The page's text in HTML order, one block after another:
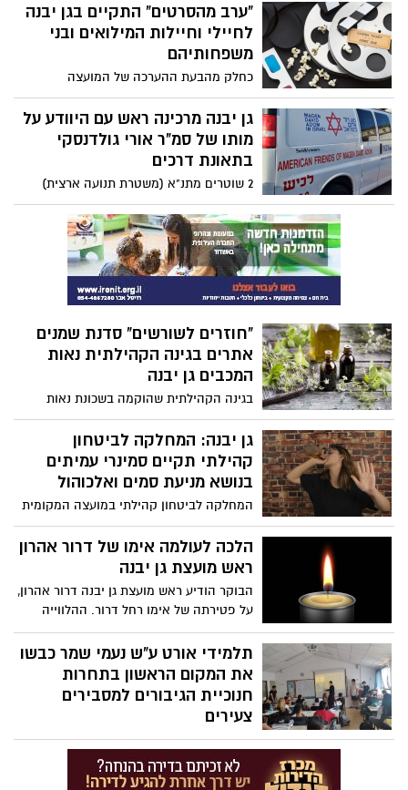
אסטרטגיה. נבחרת הרובוטיקה של תיכון אורט
רבין מגן יבנה החלה את עונת התחרות
בסערה
"ערב מהסרטים" התקיים בגן יבנה
לחיילי וחיילות המילואים ובני
משפחותיהם
כחלק מהבעת ההערכה של המועצה
המקומית גן יבנה לחיילי וחיילות המילואים
ובני משפחותיהם, התקיימה, ביום חמישי
ב'סינמכאן' במתנ"ס גן יבנה לילדי וילדות
וכיתת הכוננות במלחמת 'חרבות ברזל'
גן יבנה מרכינה ראש עם היוודע על
מותו של סמ"ר אורי גולדנסקי
בתאונת דרכים
2 שוטרים מתנ"א (משטרת תנועה ארצית)
ובחורה נוספת נהרגו השבת בצהריים בתאונה
קשה של 2 אופנועים ורכב באיזור בית שמש,
אחד מהשוטרים, סמ"ר אורי גולדנסקי, תושב
גן יבנה. הוא יועלה לדרגת רס"ל במעמד
קבורתו, פרטים על מועד הלוויה יימסרו
בהמשך
"חוזרים לשורשים" סדנת שמנים
אתרים בגינה הקהילתית נאות
המכבים גן יבנה
בגינה הקהילתית שהוקמה בשכונת נאות
המכבים גן יבנה, ממשיכים בעשייה הקהילתית
ופותחים פעילות נוספת לציבור הרחב. בקרוב,
סדנת ארומתרפיה ורוקחות טבעית "ואתה קח
לך בשמים" על סגולות השמנים האתריים
החיסונית עפ"י רפואת הרמב"ם
גן יבנה: המחלקה לביטחון
קהילתי תקיים סמינרי עמיתים
בנושא מניעת סמים ואלכוהול
המחלקה לביטחון קהילתי במועצה המקומית
גן יבנה, בהובלתם של ציפי שילוח ובצלאל
בסל, תקיים בשיתוף פעולה עם כנרת טויטו
מדריכת שפ"י מניעת שימוש בסמים, אלכוהול
בנושא סמים ואלכוהול במתנ"ס גן יבנה
הלכה לעולמה אימו של דרור אהרון
ראש מועצת גן יבנה
הבוקר הודיע ראש מועצת גן יבנה דרור אהרון,
על פטירתה של אימו רחל דרור. ההלווייה
תתקיים היום (חמישי) בשעה 14:00 בבית
העלמין נווה הדר הוד השרון
תלמידי אורט ע"ש נעמי שמר כבשו
את המקום הראשון בתחרות
חנוכיית הגיבורים למסבירים
צעירים
תלמידי אורט ע"ש נעמי שמר הגיעו לאחרונה
להישג נהדר ברמה הארצית והביאו המון כבוד
לבית הספר וליישוב. המסבירים הצעירים